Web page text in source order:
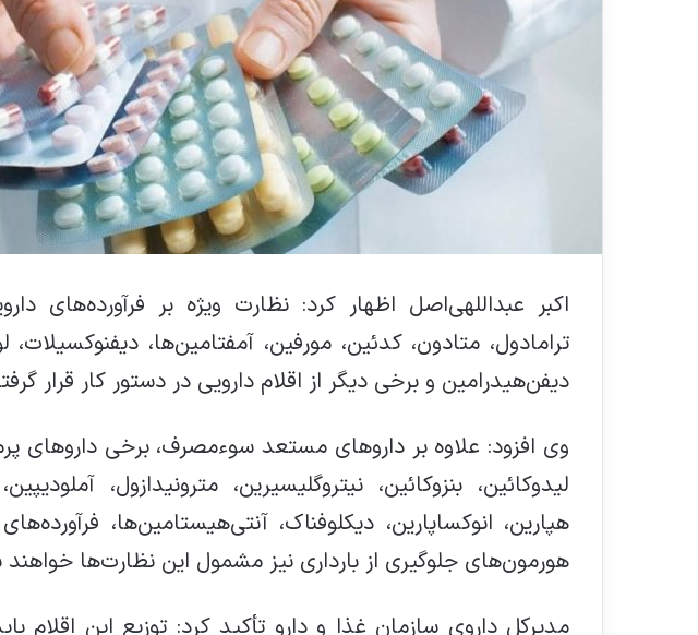
اکبر عبداللهی‌اصل اظهار کرد: نظارت ویژه بر فرآورده‌های
ترامادول، متادون، کدئین، مورفین، آمفتامین‌ها، دیفنوکسیلات،
دیفن‌هیدرامین و برخی دیگر از اقلام دارویی در دستور کار قرار
وی افزود: علاوه بر داروهای مستعد سوءمصرف، برخی
لیدوکائین، بنزوکائین، نیتروگلیسیرین، مترونیدازول،
هپارین، انوکساپارین، دیکلوفناک، آنتی‌هیستامین‌ها،
هورمون‌های جلوگیری از بارداری نیز مشمول این نظارت‌ها خواهند
مدیرکل داروی سازمان غذا و دارو تأکید کرد: توزیع این اقلام